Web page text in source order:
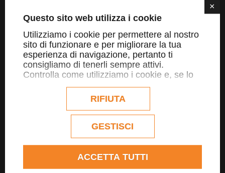
×
Questo sito web utilizza i cookie
Utilizziamo i cookie per permettere al nostro
sito di funzionare e per migliorare la tua
esperienza di navigazione, pertanto ti
consigliamo di tenerli sempre attivi.
Controlla come utilizziamo i cookie e, se lo
desideri, personalizzane la configurazione.
Eventuali cookie di profilazione o
commerciali verranno utilizzati
esclusivamente previa acquisizione del
consenso dell'utente.
Consulta l'informativa cookie completa.
RIFIUTA
GESTISCI
ACCETTA TUTTI
Lavorazioni
Prodotti